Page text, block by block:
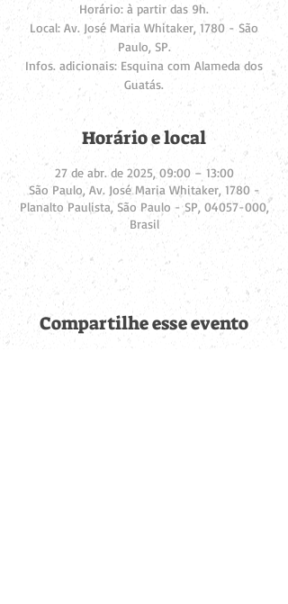
Horário: à partir das 9h.
Local: Av. José Maria Whitaker, 1780 - São
Paulo, SP.
Infos. adicionais: Esquina com Alameda dos
Guatás.
Horário e local
27 de abr. de 2025, 09:00 – 13:00
São Paulo, Av. José Maria Whitaker, 1780 -
Planalto Paulista, São Paulo - SP, 04057-000,
Brasil
Compartilhe esse evento